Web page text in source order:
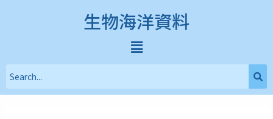
生物海洋資料